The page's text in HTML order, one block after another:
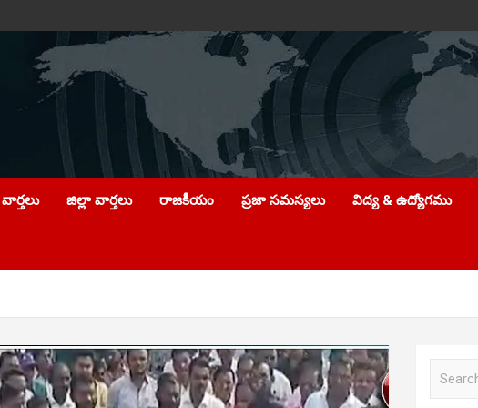
జిల్లా వార్తలు రాజకీయం ప్రజా సమస్యలు విద్య & ఉద్యోగము